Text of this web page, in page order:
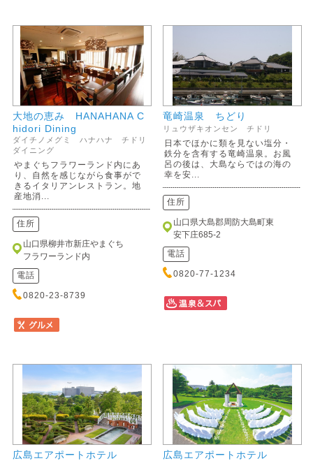
大地の恵み HANAHANA C
hidori Dining
ダイチノメグミ ハナハナ チドリ
ダイニング
やまぐちフラワーランド内にあ
り、自然を感じながら食事がで
きるイタリアンレストラン。地
産地消...
住所
山口県柳井市新庄やまぐち
フラワーランド内
電話
0820-23-8739
竜崎温泉 ちどり
リュウザキオンセン チドリ
日本でほかに類を見ない塩分・
鉄分を含有する竜崎温泉。お風
呂の後は、大島ならではの海の
幸を安...
住所
山口県大島郡周防大島町東
安下庄685-2
電話
0820-77-1234
広島エアポートホテル 広島エアポートホテル